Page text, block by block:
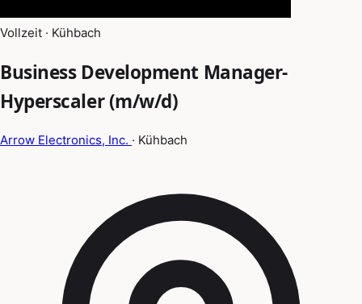
Vollzeit · Kühbach
Business Development Manager-
Hyperscaler (m/w/d)
Arrow Electronics, Inc. · Kühbach